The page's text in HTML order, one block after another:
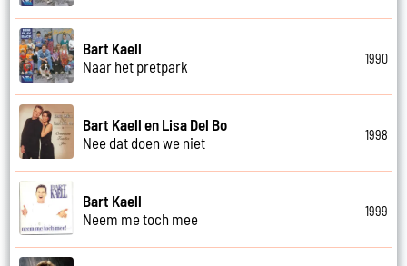
Bart Kaell
Naar het pretpark
1990
Bart Kaell en Lisa Del Bo
Nee dat doen we niet
1998
Bart Kaell
Neem me toch mee
1999